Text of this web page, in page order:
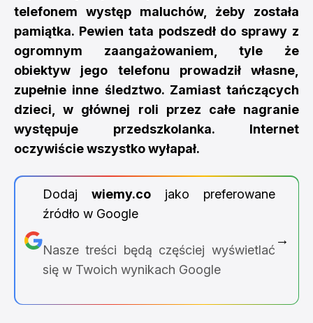
telefonem występ maluchów, żeby została
pamiątka. Pewien tata podszedł do sprawy z
ogromnym zaangażowaniem, tyle że
obiektyw jego telefonu prowadził własne,
zupełnie inne śledztwo. Zamiast tańczących
dzieci, w głównej roli przez całe nagranie
występuje przedszkolanka. Internet
oczywiście wszystko wyłapał.
Dodaj wiemy.cojako preferowane
źródło w Google
Nasze treści będą częściej wyświetlać
się w Twoich wynikach Google
→